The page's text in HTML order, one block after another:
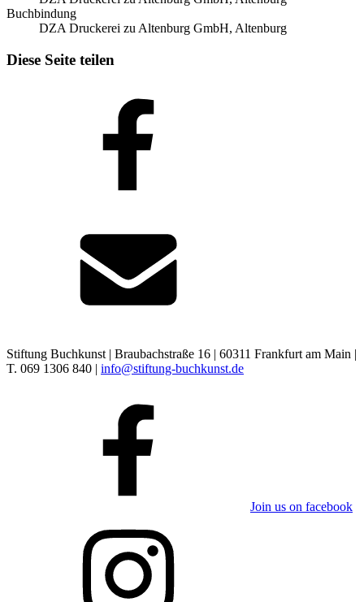
Buchbindung
DZA Druckerei zu Altenburg GmbH, Altenburg
Diese Seite teilen
Stiftung Buchkunst | Braubachstraße 16 | 60311 Frankfurt am Main |
T. 069 1306 840 | info@stiftung-buchkunst.de
Join us on facebook